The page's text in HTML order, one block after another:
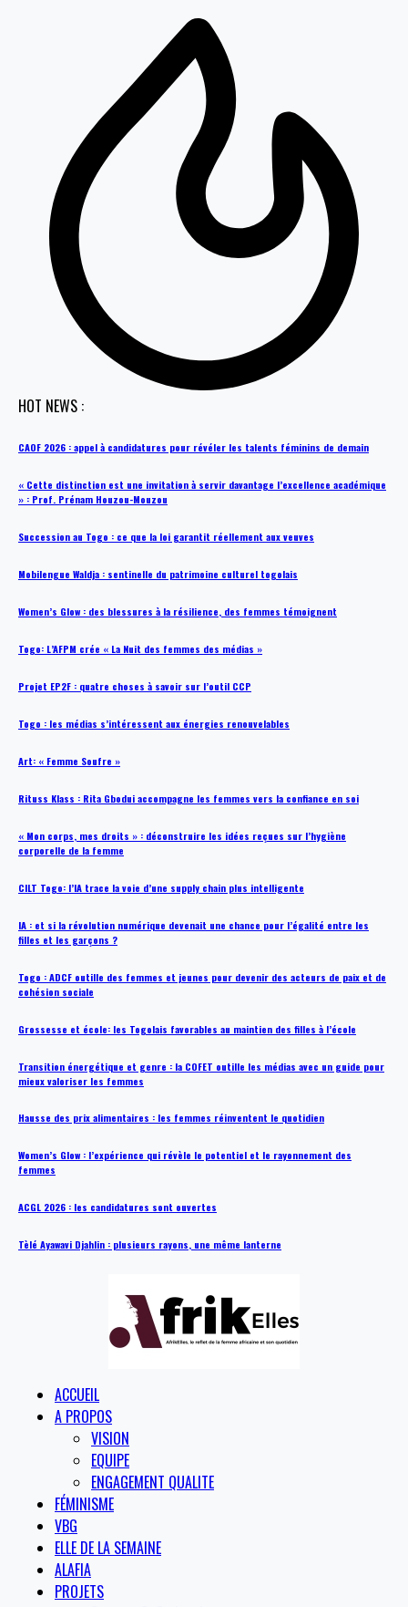
HOT NEWS :
CAOF 2026 : appel à candidatures pour révéler les talents féminins de demain
« Cette distinction est une invitation à servir davantage l’excellence académique
» : Prof. Prénam Houzou-Mouzou
Succession au Togo : ce que la loi garantit réellement aux veuves
Mobilengue Waldja : sentinelle du patrimoine culturel togolais
Women’s Glow : des blessures à la résilience, des femmes témoignent
Togo: L’AFPM crée « La Nuit des femmes des médias »
Projet EP2F : quatre choses à savoir sur l’outil CCP
Togo : les médias s’intéressent aux énergies renouvelables
Art: « Femme Soufre »
Rituss Klass : Rita Gbodui accompagne les femmes vers la confiance en soi
« Mon corps, mes droits » : déconstruire les idées reçues sur l’hygiène
corporelle de la femme
CILT Togo: l’IA trace la voie d’une supply chain plus intelligente
IA : et si la révolution numérique devenait une chance pour l’égalité entre les
filles et les garçons ?
Togo : ADCF outille des femmes et jeunes pour devenir des acteurs de paix et de
cohésion sociale
Grossesse et école: les Togolais favorables au maintien des filles à l’école
Transition énergétique et genre : la COFET outille les médias avec un guide pour
mieux valoriser les femmes
Hausse des prix alimentaires : les femmes réinventent le quotidien
Women’s Glow : l’expérience qui révèle le potentiel et le rayonnement des
femmes
ACGL 2026 : les candidatures sont ouvertes
Tèlé Ayawavi Djahlin : plusieurs rayons, une même lanterne
ACCUEIL
A PROPOS
VISION
EQUIPE
ENGAGEMENT QUALITE
FÉMINISME
VBG
ELLE DE LA SEMAINE
ALAFIA
PROJETS